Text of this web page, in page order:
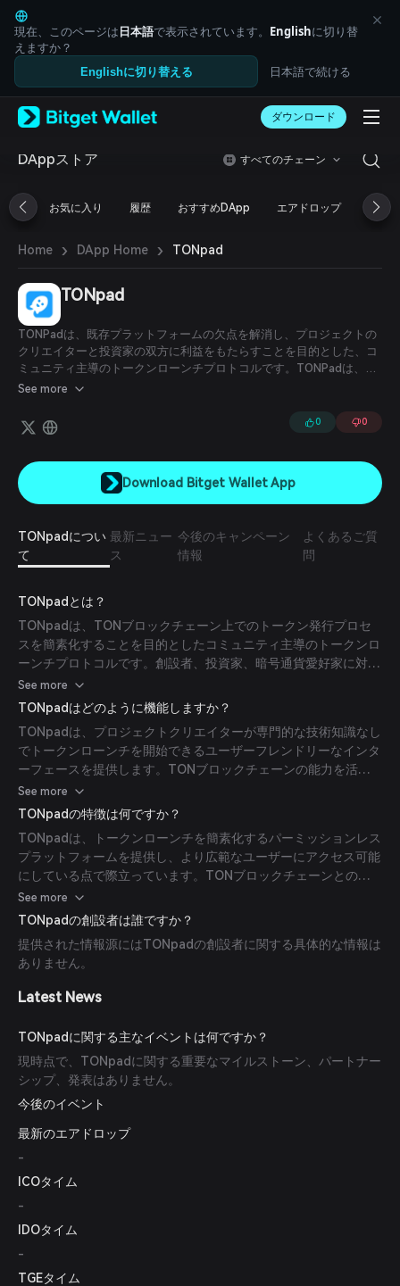
English
日本語
Tiếng Việt
Русский
Español (Latinoamérica)
Italiano
Deutsch
繁體中文
Português (Portugal)
ภาษาไทย
العربية
हिन्दी
Español
Português (Brasil)
Español (Argentina)
現在、このページは日本語で表示されています。 Englishに切り替
えますか？
Englishに切り替える 日本語で続ける
ダウンロード
DAppストア すべてのチェーン
お気に入り 履歴 おすすめDApp エアドロップ DeFi
Home › DApp Home › TONpad
TONpad
TONPadは、既存プラットフォームの欠点を解消し、プロジェクトの
クリエイターと投資家の双方に利益をもたらすことを目的とした、コ
ミュニティ主導のトークンローンチプロトコルです。TONPadは、投
資家が積極的にプロジェクトに貢献することで割り当てを獲得する、
See more
0 0
Download Bitget Wallet App
TONpadについ
て
最新ニュー
ス
今後のキャンペーン
情報
よくあるご質
問
TONpadとは？
TONpadは、TONブロックチェーン上でのトークン発行プロセ
スを簡素化することを目的としたコミュニティ主導のトークンロ
ーンチプロトコルです。創設者、投資家、暗号通貨愛好家に対応
し、迅速かつ効率的なトークンローンチを可能にするシームレス
でパーミッションレスなプラットフォームを提供します。
See more
TONpadはどのように機能しますか？
TONpadは、プロジェクトクリエイターが専門的な技術知識なし
でトークンローンチを開始できるユーザーフレンドリーなインタ
ーフェースを提供します。TONブロックチェーンの能力を活用
することで、安全で透明性の高いトークン配布を実現します。
See more
TONpadの特徴は何ですか？
TONpadは、トークンローンチを簡素化するパーミッションレス
プラットフォームを提供し、より広範なユーザーにアクセス可能
にしている点で際立っています。TONブロックチェーンとの統
合により、迅速な取引と低手数料を実現し、全体的なユーザー体
験を向上させています。
See more
TONpadの創設者は誰ですか？
提供された情報源にはTONpadの創設者に関する具体的な情報は
ありません。
Latest News
TONpadに関する主なイベントは何ですか？
現時点で、TONpadに関する重要なマイルストーン、パートナー
シップ、発表はありません。
今後のイベント
最新のエアドロップ
-
ICOタイム
-
IDOタイム
-
TGEタイム